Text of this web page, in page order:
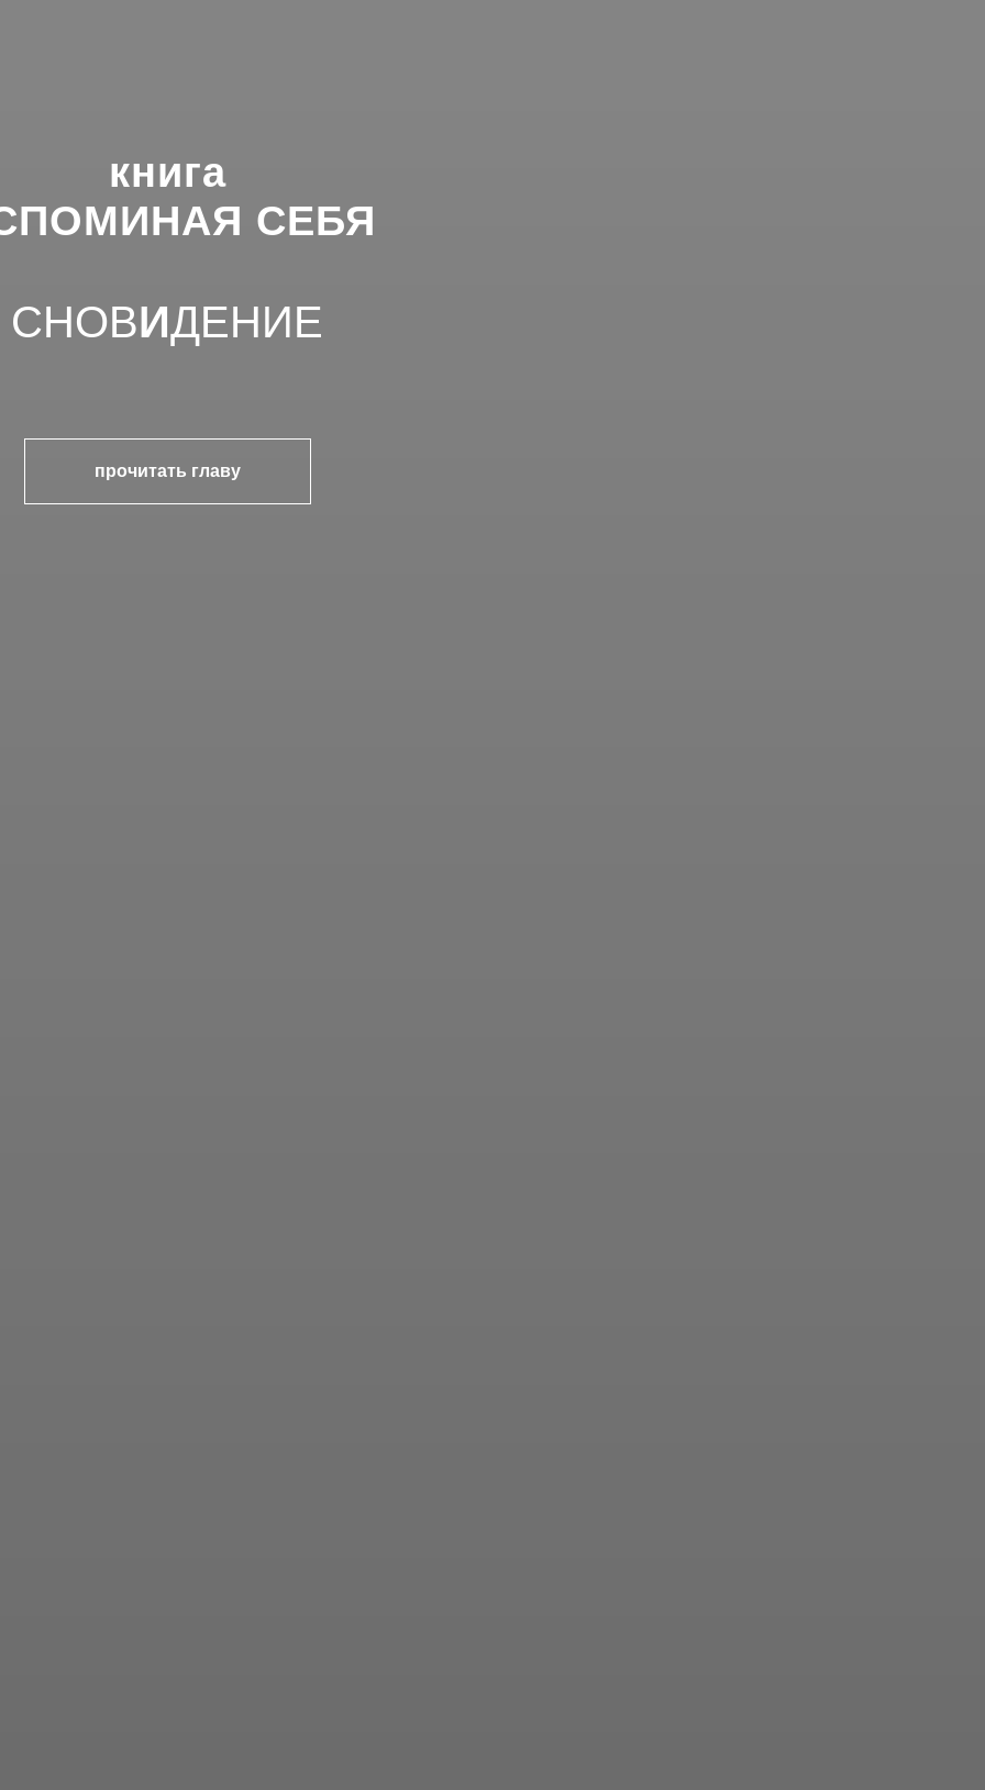
книга
СЕБЯ
СНОВИДЕНИЕ
прочитать главу